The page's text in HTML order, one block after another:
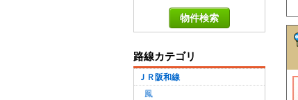
路線カテゴリ
ＪＲ阪和線
鳳